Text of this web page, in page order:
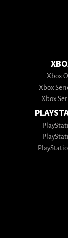
Xbox
Xbox
Xbox